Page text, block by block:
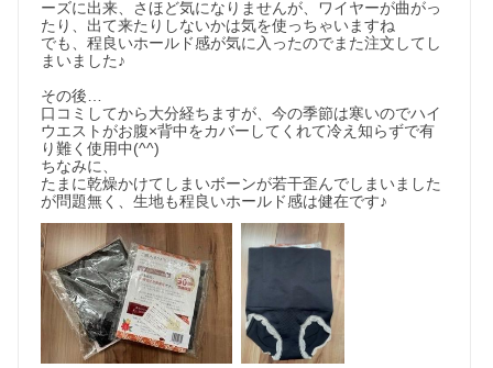
ーズに出来、さほど気になりませんが、ワイヤーが曲がっ
たり、出て来たりしないかは気を使っちゃいますね
でも、程良いホールド感が気に入ったのでまた注文してし
まいました♪
その後…
口コミしてから大分経ちますが、今の季節は寒いのでハイ
ウエストがお腹×背中をカバーしてくれて冷え知らずで有
り難く使用中(^^)
ちなみに、
たまに乾燥かけてしまいボーンが若干歪んでしまいました
が問題無く、生地も程良いホールド感は健在です♪